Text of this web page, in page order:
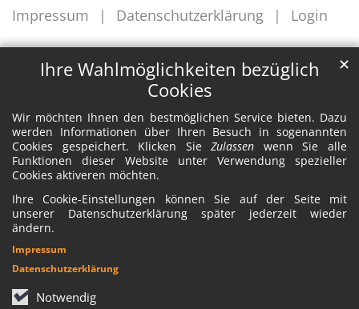
Ihre Wahlmöglichkeiten bezüglich
Cookies
Wir möchten Ihnen den bestmöglichen Service bieten. Dazu
werden Informationen über Ihren Besuch in sogenannten
Cookies gespeichert. Klicken SieZulassen wenn Sie alle
Funktionen dieser Website unter Verwendung spezieller
Cookies aktiveren möchten.
Ihre Cookie-Einstellungen können Sie auf der Seite mit
unserer Datenschutzerklärung später jederzeit wieder
ändern.
Notwendig
✕
Impressum
Datenschutzerklärung
Impressum
Datenschutzerklärung Login